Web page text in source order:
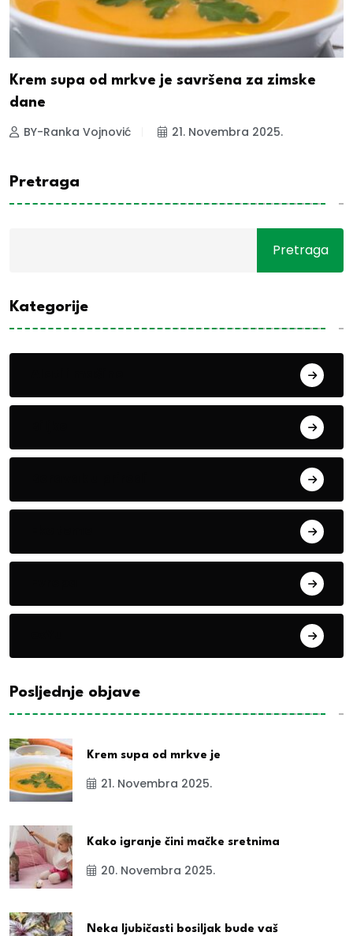
Krem supa od mrkve je savršena za zimske
dane
BY-Ranka Vojnović 21. Novembra 2025.
Pretraga
Pretraga
Kategorije
Posljednje objave
Krem supa od mrkve je
21. Novembra 2025.
Kako igranje čini mačke sretnima
20. Novembra 2025.
Neka ljubičasti bosiljak bude vaš